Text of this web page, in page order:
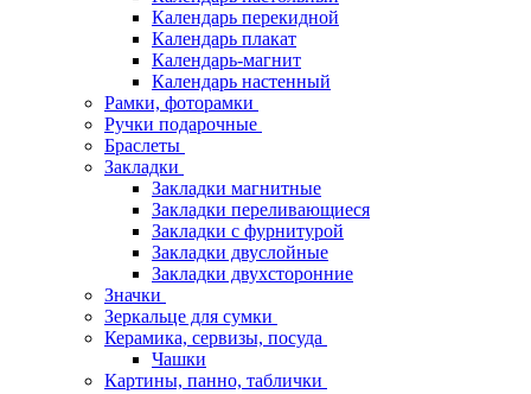
Календарь перекидной
Календарь плакат
Календарь-магнит
Календарь настенный
Рамки, фоторамки
Ручки подарочные
Браслеты
Закладки
Закладки магнитные
Закладки переливающиеся
Закладки с фурнитурой
Закладки двуслойные
Закладки двухсторонние
Значки
Зеркальце для сумки
Керамика, сервизы, посуда
Чашки
Картины, панно, таблички